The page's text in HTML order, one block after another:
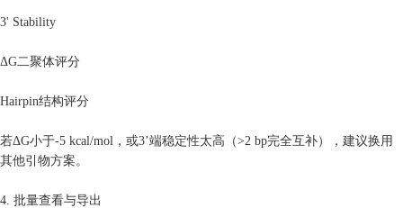
3' Stability
ΔG二聚体评分
Hairpin结构评分
若ΔG小于-5 kcal/mol，或3’端稳定性太高（>2 bp完全互补），建议换用
其他引物方案。
4. 批量查看与导出